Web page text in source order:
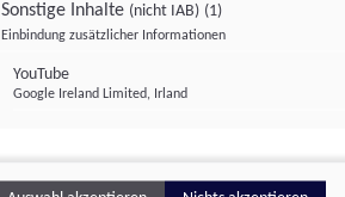
Sonstige Inhalte (nicht IAB) (1)
Einbindung zusätzlicher Informationen
YouTube
Google Ireland Limited, Irland